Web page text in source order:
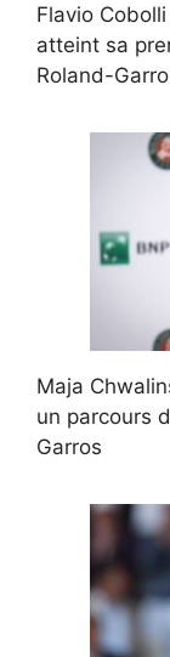
Flavio
atteint sa
Roland-
Maja
un parcours
Garros